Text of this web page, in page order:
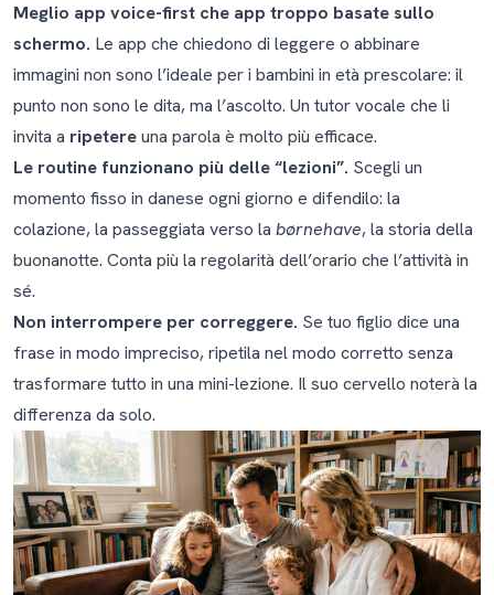
Meglio app voice-first che app troppo basate sullo
schermo. Le app che chiedono di leggere o abbinare
immagini non sono l’ideale per i bambini in età prescolare: il
punto non sono le dita, ma l’ascolto. Un tutor vocale che li
invita a ripetereuna parola è molto più efficace.
Le routine funzionano più delle “lezioni”. Scegli un
momento fisso in danese ogni giorno e difendilo: la
colazione, la passeggiata verso la børnehave, la storia della
buonanotte. Conta più la regolarità dell’orario che l’attività in
sé.
Non interrompere per correggere. Se tuo figlio dice una
frase in modo impreciso, ripetila nel modo corretto senza
trasformare tutto in una mini-lezione. Il suo cervello noterà la
differenza da solo.